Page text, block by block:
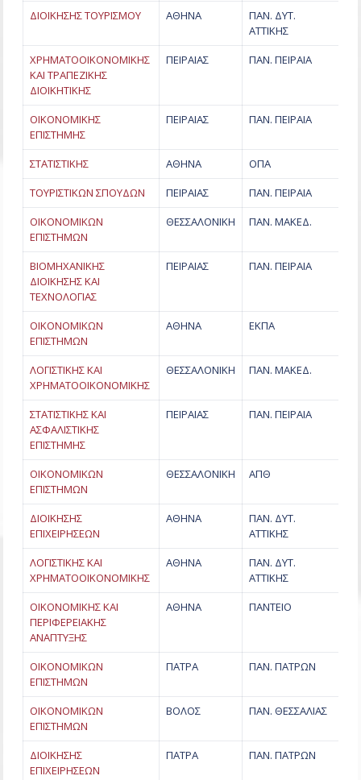
ΔΙΟΙΚΗΣΗΣ ΤΟΥΡΙΣΜΟΥ ΑΘΗΝΑ
ΠΑΝ. ΔΥΤ.
ΑΤΤΙΚΗΣ
ΧΡΗΜΑΤΟΟΙΚΟΝΟΜΙΚΗΣ
ΚΑΙ ΤΡΑΠΕΖΙΚΗΣ
ΔΙΟΙΚΗΤΙΚΗΣ
ΠΕΙΡΑΙΑΣ ΠΑΝ. ΠΕΙΡΑΙΑ
ΟΙΚΟΝΟΜΙΚΗΣ
ΕΠΙΣΤΗΜΗΣ
ΠΕΙΡΑΙΑΣ ΠΑΝ. ΠΕΙΡΑΙΑ
ΣΤΑΤΙΣΤΙΚΗΣ ΑΘΗΝΑ
ΟΠΑ
ΤΟΥΡΙΣΤΙΚΩΝ ΣΠΟΥΔΩΝ
ΠΕΙΡΑΙΑΣ
ΠΑΝ. ΠΕΙΡΑΙΑ
ΟΙΚΟΝΟΜΙΚΩΝ
ΕΠΙΣΤΗΜΩΝ
ΘΕΣΣΑΛΟΝΙΚΗ ΠΑΝ. ΜΑΚΕΔ.
ΒΙΟΜΗΧΑΝΙΚΗΣ
ΔΙΟΙΚΗΣΗΣ ΚΑΙ
ΤΕΧΝΟΛΟΓΙΑΣ
ΠΕΙΡΑΙΑΣ ΠΑΝ. ΠΕΙΡΑΙΑ
ΟΙΚΟΝΟΜΙΚΩΝ
ΕΠΙΣΤΗΜΩΝ
ΑΘΗΝΑ ΕΚΠΑ
ΛΟΓΙΣΤΙΚΗΣ ΚΑΙ
ΧΡΗΜΑΤΟΟΙΚΟΝΟΜΙΚΗΣ
ΘΕΣΣΑΛΟΝΙΚΗ ΠΑΝ. ΜΑΚΕΔ.
ΣΤΑΤΙΣΤΙΚΗΣ ΚΑΙ
ΑΣΦΑΛΙΣΤΙΚΗΣ
ΕΠΙΣΤΗΜΗΣ
ΠΕΙΡΑΙΑΣ ΠΑΝ. ΠΕΙΡΑΙΑ
ΟΙΚΟΝΟΜΙΚΩΝ
ΕΠΙΣΤΗΜΩΝ
ΘΕΣΣΑΛΟΝΙΚΗ ΑΠΘ
ΔΙΟΙΚΗΣΗΣ
ΕΠΙΧΕΙΡΗΣΕΩΝ
ΑΘΗΝΑ
ΠΑΝ. ΔΥΤ.
ΑΤΤΙΚΗΣ
ΛΟΓΙΣΤΙΚΗΣ ΚΑΙ
ΧΡΗΜΑΤΟΟΙΚΟΝΟΜΙΚΗΣ
ΑΘΗΝΑ
ΠΑΝ. ΔΥΤ.
ΑΤΤΙΚΗΣ
ΟΙΚΟΝΟΜΙΚΗΣ ΚΑΙ
ΠΕΡΙΦΕΡΕΙΑΚΗΣ
ΑΝΑΠΤΥΞΗΣ
ΑΘΗΝΑ ΠΑΝΤΕΙΟ
ΟΙΚΟΝΟΜΙΚΩΝ
ΕΠΙΣΤΗΜΩΝ
ΠΑΤΡΑ ΠΑΝ. ΠΑΤΡΩΝ
ΟΙΚΟΝΟΜΙΚΩΝ
ΕΠΙΣΤΗΜΩΝ
ΒΟΛΟΣ ΠΑΝ. ΘΕΣΣΑΛΙΑΣ
ΔΙΟΙΚΗΣΗΣ
ΕΠΙΧΕΙΡΗΣΕΩΝ
ΠΑΤΡΑ ΠΑΝ. ΠΑΤΡΩΝ